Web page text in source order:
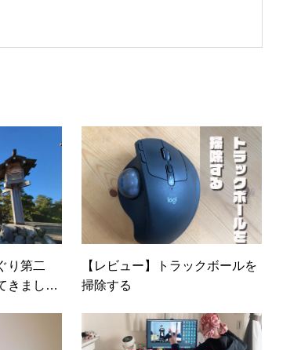
ーとして雑誌、書籍などで執筆するように
や専門誌、業界紙や新聞、Web媒体など
り第二
きまし
【レビュー】トラックボールを
掃除する